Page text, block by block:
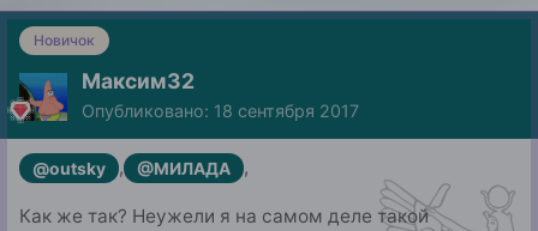
Новичок
Максим32
Опубликовано: 18 сентября 2017
@outsky , @МИЛАДА ,
Как же так? Неужели я на самом деле такой